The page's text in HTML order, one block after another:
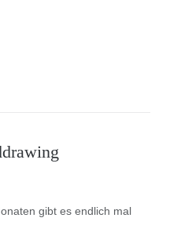
gibt es endlich mal